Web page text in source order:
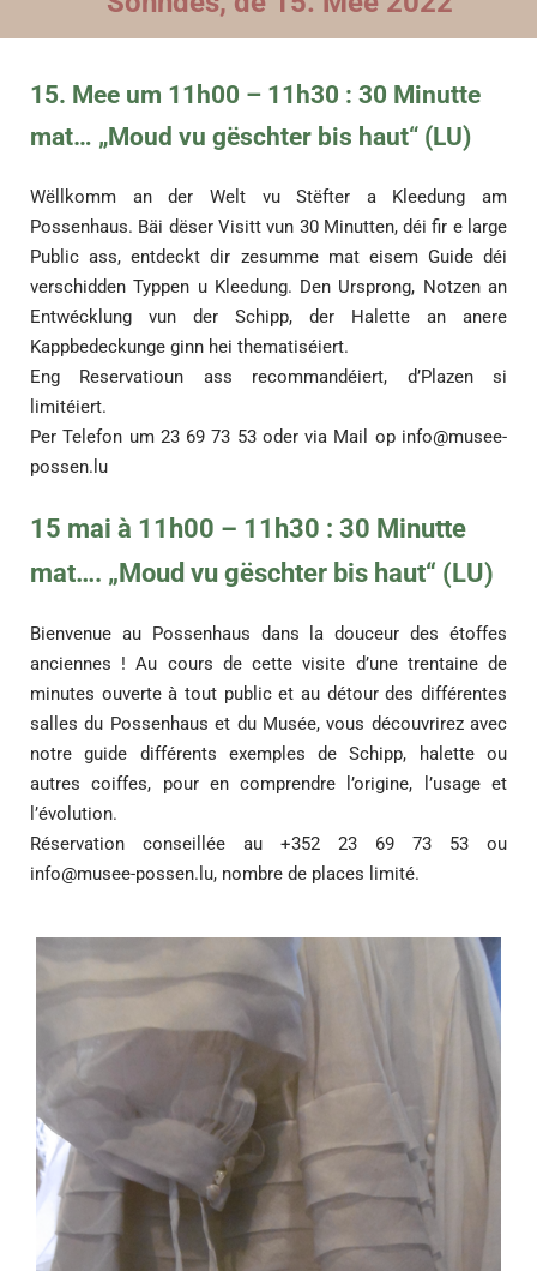
15. Mee um 11h00 – 11h30 : 30 Minutte
mat… „Moud vu gëschter bis haut“ (LU)
Wëllkomm an der Welt vu Stëfter a Kleedung am
Possenhaus. Bäi dëser Visitt vun 30 Minutten, déi fir e large
Public ass, entdeckt dir zesumme mat eisem Guide déi
verschidden Typpen u Kleedung. Den Ursprong, Notzen an
Entwécklung vun der Schipp, der Halette an anere
Kappbedeckunge ginn hei thematiséiert.
Eng Reservatioun ass recommandéiert, d’Plazen si
limitéiert.
Per Telefon um 23 69 73 53 oder via Mail op info@musee-
possen.lu
15 mai à 11h00 – 11h30 : 30 Minutte
mat…. „Moud vu gëschter bis haut“ (LU)
Bienvenue au Possenhaus dans la douceur des étoffes
anciennes ! Au cours de cette visite d’une trentaine de
minutes ouverte à tout public et au détour des différentes
salles du Possenhaus et du Musée, vous découvrirez avec
notre guide différents exemples de Schipp, halette ou
autres coiffes, pour en comprendre l’origine, l’usage et
l’évolution.
Réservation conseillée au +352 23 69 73 53 ou
info@musee-possen.lu, nombre de places limité.